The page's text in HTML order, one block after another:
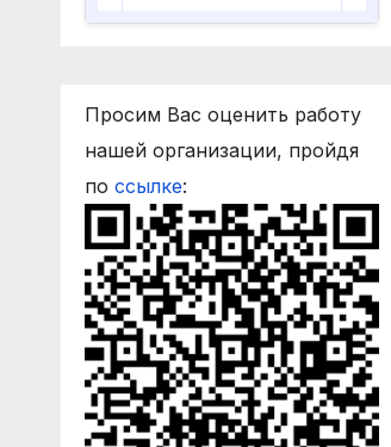
Просим Вас оценить работу
нашей организации, пройдя
по ссылке: